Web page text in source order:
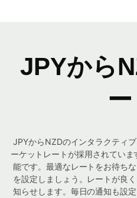
JPYから
ー
JPYからNZDのインタラクティ
ーケットレートが採用されてい
能です。最適なレートをお待ち
を設定しましょう。レートが良
知らせします。毎日の通知も設